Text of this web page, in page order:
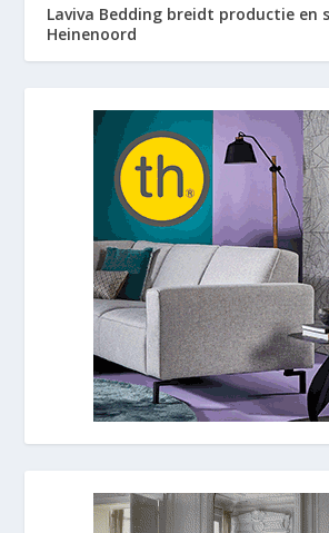
Laviva Bedding breidt productie en
Heinenoord